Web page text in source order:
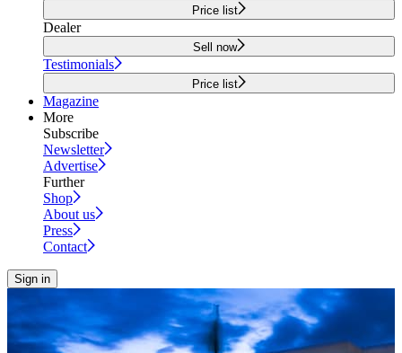
Price list
Dealer
Sell now
Testimonials
Price list
Magazine
More
Subscribe
Newsletter
Advertise
Further
Shop
About us
Press
Contact
Sign in